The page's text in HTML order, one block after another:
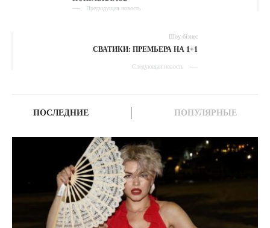
Предыдущая новость
Шоу-бізнес
СВАТИКИ: ПРЕМЬЕРА НА 1+1
Следующая новость
ПОСЛЕДНИЕ ПОПУЛЯРНЫЕ